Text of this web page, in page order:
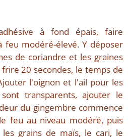
à fond épais, faire
feu modéré-élevé. Y déposer
de coriandre et les graines
20 secondes, le temps de
l'oignon et l'ail pour les
transparents, ajouter le
du gingembre commence
feu au niveau modéré, puis
grains de maïs, le cari, le